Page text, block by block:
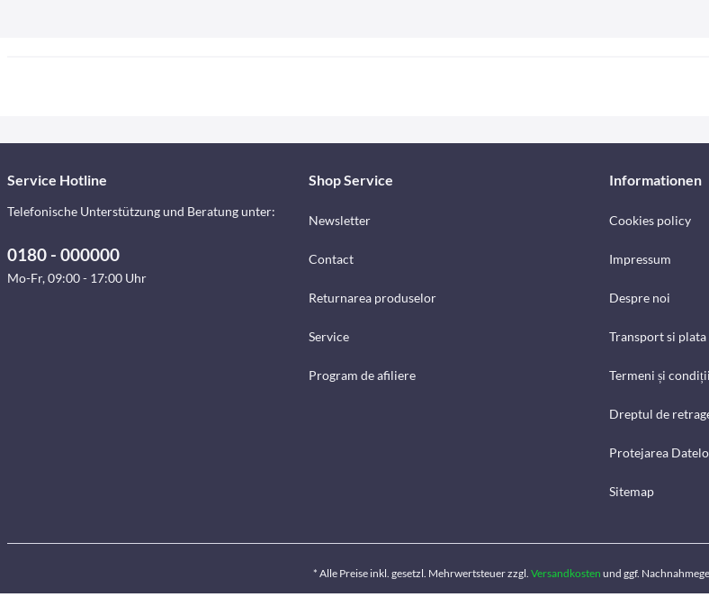
Service Hotline
Telefonische Unterstützung und Beratung unter:
0180 - 000000
Mo-Fr, 09:00 - 17:00 Uhr
Shop Service
Newsletter
Contact
Returnarea produselor
Service
Program de afiliere
Informationen
Cookies policy
Impressum
Despre noi
Transport si plata
Termeni și
Dreptul de
Protejarea
Sitemap
* Alle Preise inkl. gesetzl. Mehrwertsteuer zzgl. Versandkosten und ggf.